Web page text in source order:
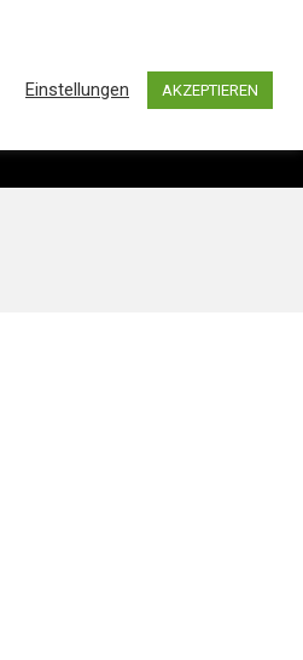
info@bassimports.de
Einstellungen AKZEPTIEREN